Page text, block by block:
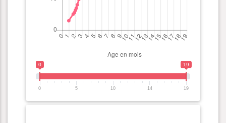
0 19
0 5 10 14 19